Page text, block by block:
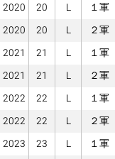
2020
20 L １軍
2020
20 L ２軍
2021
21 L １軍
2021
21 L ２軍
2022
22 L １軍
2022
22 L ２軍
2023
23 L １軍